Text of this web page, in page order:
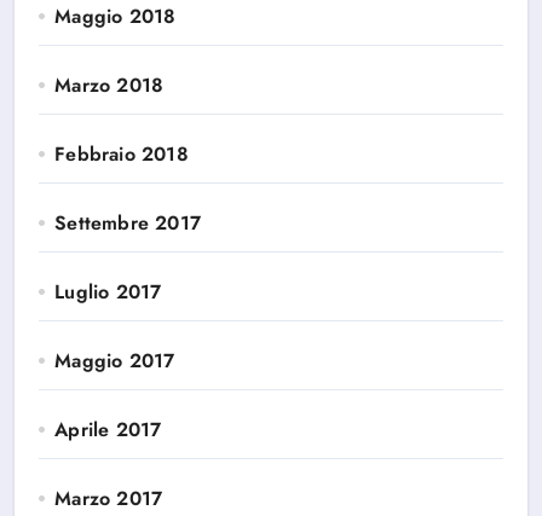
Maggio 2018
Marzo 2018
Febbraio 2018
Settembre 2017
Luglio 2017
Maggio 2017
Aprile 2017
Marzo 2017